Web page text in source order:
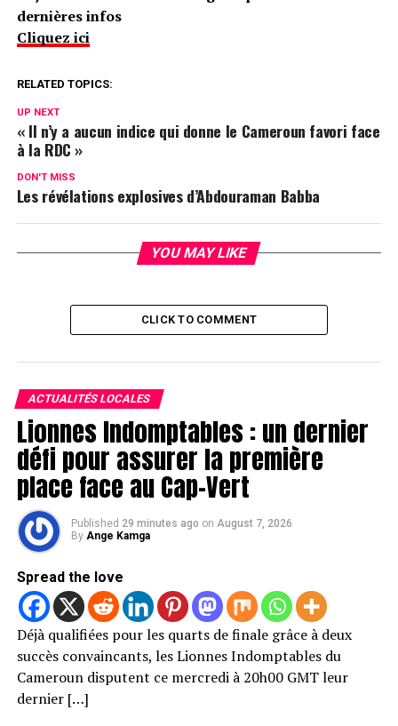
dernières infos
Cliquez ici
RELATED TOPICS:
UP NEXT
« Il n’y a aucun indice qui donne le Cameroun favori face
à la RDC »
DON'T MISS
Les révélations explosives d’Abdouraman Babba
YOU MAY LIKE
CLICK TO COMMENT
ACTUALITÉS LOCALES
Lionnes Indomptables : un dernier
défi pour assurer la première
place face au Cap-Vert
Published 29 minutes ago on August 7, 2026
By Ange Kamga
Spread the love
Déjà qualifiées pour les quarts de finale grâce à deux
succès convaincants, les Lionnes Indomptables du
Cameroun disputent ce mercredi à 20h00 GMT leur
dernier […]